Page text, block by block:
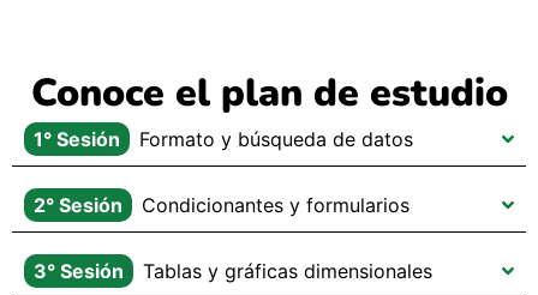
Conoce el plan de estudio
1° Sesión Formato y búsqueda de datos
2° Sesión Condicionantes y formularios
3° Sesión Tablas y gráficas dimensionales